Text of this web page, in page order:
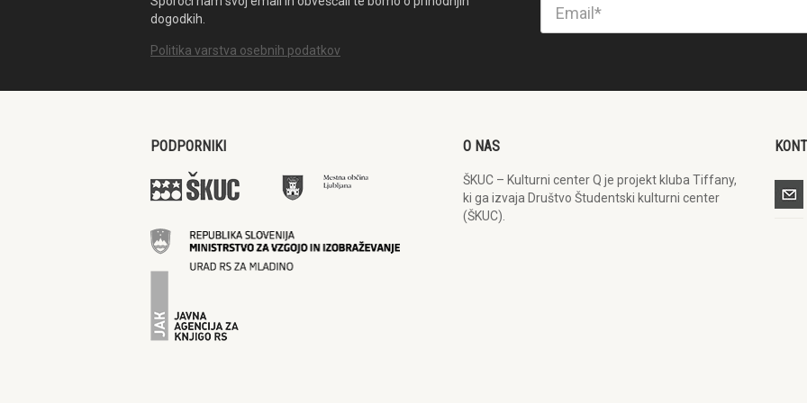
dogodkih.
Politika varstva osebnih podatkov
PODPORNIKI O NAS
ŠKUC – Kulturni center Q je projekt kluba Tiffany,
ki ga izvaja Društvo Študentski kulturni center
(ŠKUC).